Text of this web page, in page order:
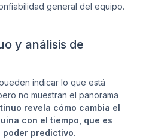
general del equipo.
y análisis de
indicar lo que está
no muestran el panorama
revela cómo cambia el
con el tiempo, que es
poder predictivo.